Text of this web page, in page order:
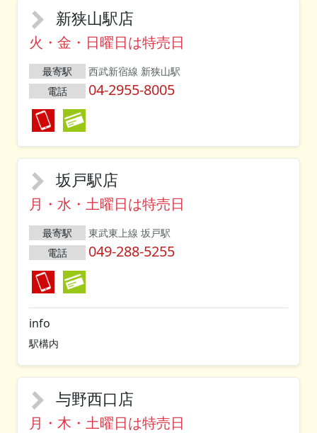
新狭山駅店
火・金・日曜日は特売日
最寄駅
西武新宿線 新狭山駅
電話
04-2955-8005
坂戸駅店
月・水・土曜日は特売日
最寄駅
東武東上線 坂戸駅
電話
049-288-5255
info
駅構内
与野西口店
月・木・土曜日は特売日